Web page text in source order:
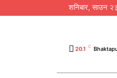
शनिबार, साउन
20.1 C